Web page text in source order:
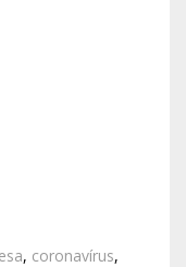
, coronavírus,